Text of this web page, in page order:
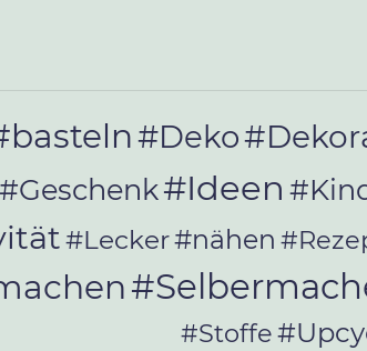
#Deko
#Geschenk#Ideen
#Lecker#nähen
#Stoffe